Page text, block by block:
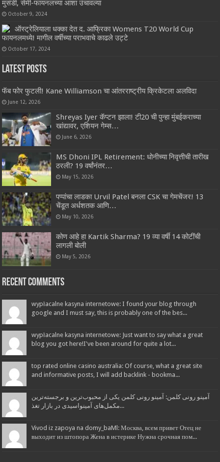
मुसंडी, सेमी-फायनलच्या आशा उंचावल्या
October 9, 2024
ऑस्ट्रेलियाला धक्का देत द. आफ्रिका Womens T20 World Cup
फायनलमध्ये! मागील वर्षीच्या पराभवाचे काढले उट्टे
October 17, 2024
Latest Posts
फॅब फोर फुटली! Kane Williamson चा आंतरराष्ट्रीय क्रिकेटला अलविदा
June 12, 2026
Shreyas Iyer कॅप्टन झाला! टी20 ची पुन्हा मुंबईकराच्या
खांद्यावर, एशियन गेम्स…
June 6, 2026
MS Dhoni IPL Retirement: धोनीच्या निवृत्तीची तारीख
ठरली? 19 वर्षांनंतर…
May 15, 2026
पप्पांचा लाडका Urvil Patel बनला CSK चा गेमचेंजर! 13
चेंडूत अर्धशतक आणि…
May 10, 2026
कोण आहे हा Kartik Sharma? 19 व्या वर्षी 14 कोटींची
लागली बोली
May 5, 2026
Recent Comments
wypłacalne kasyna internetowe: I found your blog through
google and I must say, this is probably one of the bes...
wypłacalne kasyna internetowe: Just want to say what a great
blog you got here!I've been around for quite a lot...
top rated online casino australia: Of course, what a great site
and informative posts, I will add backlink - bookma...
آمینو رونی کلمن: آمینو رونی کلمن یکی از محبوب‌ترین و برجسته‌ترین
مکمل‌های آمینواسیدی در بازار تغذ...
Vivod iz zapoya na domy_baMl: Москва, всем привет Отец не
выходит из штопора Жена в истерике Нужна срочная пом...